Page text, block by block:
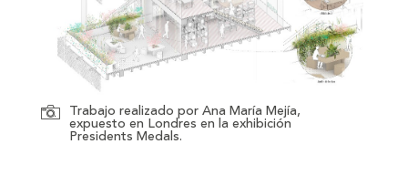
Trabajo realizado por Ana María Mejía,
expuesto en Londres en la exhibición
Presidents Medals.